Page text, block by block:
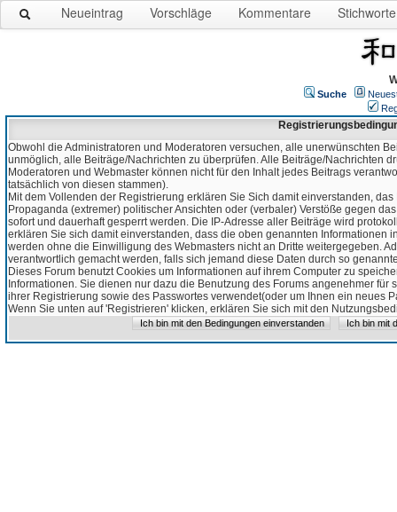
Neueintrag Vorschläge Kommentare Stichworte
Suche
Obwohl die Administratoren und Moderatoren versuchen, alle unerwünschten
unmöglich, alle Beiträge/Nachrichten zu überprüfen. Alle Beiträge/Nachrichten
Moderatoren und Webmaster können nicht für den Inhalt jedes Beitrags
tatsächlich von diesen stammen).
Mit dem Vollenden der Registrierung erklären Sie Sich damit einverstanden,
Propaganda (extremer) politischer Ansichten oder (verbaler) Verstöße gegen
sofort und dauerhaft gesperrt werden. Die IP-Adresse aller Beiträge wird
erklären Sie sich damit einverstanden, dass die oben genannten Informationen
werden ohne die Einwilligung des Webmasters nicht an Dritte weitergegeben.
verantwortlich gemacht werden, falls sich jemand diese Daten durch so
Dieses Forum benutzt Cookies um Informationen auf ihrem Computer zu
Informationen. Sie dienen nur dazu die Benutzung des Forums angenehmer
ihrer Registrierung sowie des Passwortes verwendet(oder um Ihnen ein neues
Wenn Sie unten auf 'Registrieren' klicken, erklären Sie sich mit den